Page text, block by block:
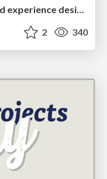
Ethics towards AI in product and experience design
2 340